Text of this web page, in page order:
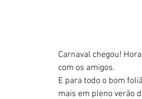
Carnaval chegou!
com os amigos.
E para todo o bom
mais em pleno verão